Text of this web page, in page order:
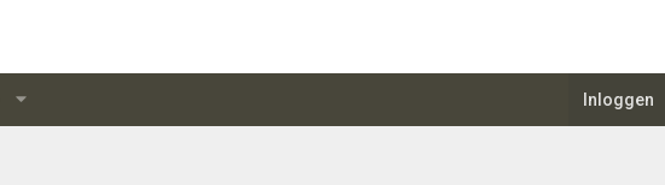
Inloggen